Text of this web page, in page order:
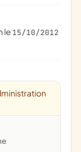
le 15/10/2012